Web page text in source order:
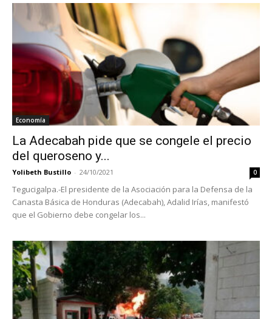
Economía
La Adecabah pide que se congele el precio
del queroseno y...
Yolibeth Bustillo - 24/10/2021 0
Tegucigalpa.-El presidente de la Asociación para la Defensa de la
Canasta Básica de Honduras (Adecabah), Adalid Irías, manifestó
que el Gobierno debe congelar los...